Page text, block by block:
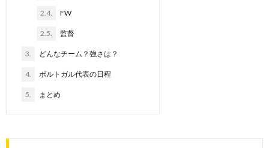
2.4. FW
2.5. 監督
3. どんなチーム？強さは？
4. ポルトガル代表の日程
5. まとめ